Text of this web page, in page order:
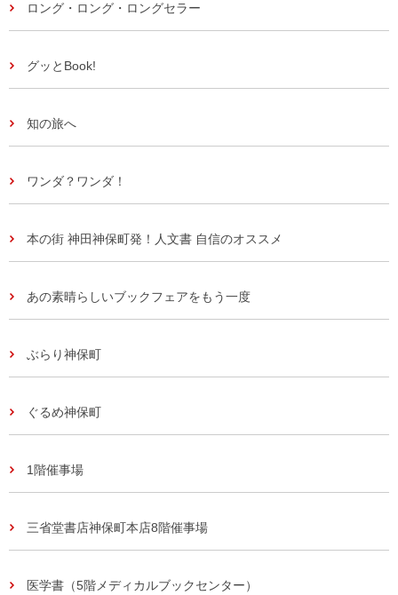
ロング・ロング・ロングセラー
グッとBook!
知の旅へ
ワンダ？ワンダ！
本の街 神田神保町発！人文書 自信のオススメ
あの素晴らしいブックフェアをもう一度
ぶらり神保町
ぐるめ神保町
1階催事場
三省堂書店神保町本店8階催事場
医学書（5階メディカルブックセンター）